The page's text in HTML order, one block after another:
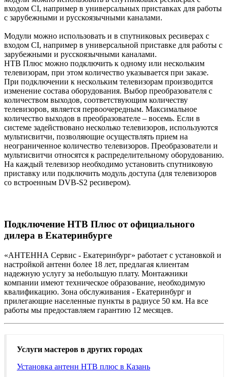
входом CI, например в универсальных приставках для работы
с зарубежными и русскоязычными каналами.
Модули можно использовать и в спутниковых ресиверах с
входом CI, например в универсальной приставке для работы с
зарубежными и русскоязычными каналами.
НТВ Плюс можно подключить к одному или нескольким
телевизорам, при этом количество указывается при заказе.
При подключении к нескольким телевизорам производится
изменение состава оборудования. Выбор преобразователя с
количеством выходов, соответствующим количеству
телевизоров, является первоочередным. Максимальное
количество выходов в преобразователе – восемь. Если в
системе задействовано несколько телевизоров, используются
мультисвитчи, позволяющие осуществлять прием на
неограниченное количество телевизоров. Преобразователи и
мультисвитчи относятся к распределительному оборудованию.
На каждый телевизор необходимо установить спутниковую
приставку или подключить модуль доступа (для телевизоров
со встроенным DVB-S2 ресивером).
Подключение НТВ Плюс от официального
дилера в Екатеринбурге
«АНТЕННА Сервис - Екатеринбург» работает с установкой и
настройкой антенн более 18 лет, предлагая клиентам
надежную услугу за небольшую плату. Монтажники
компании имеют техническое образование, необходимую
квалификацию. Зона обслуживания - Екатеринбург и
прилегающие населенные пункты в радиусе 50 км. На все
работы мы предоставляем гарантию 12 месяцев.
Услуги мастеров в других городах
Установка антенн НТВ плюс в Казань